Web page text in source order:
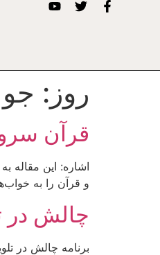
روز:
قرآن
و قرآن را به
چالش در
برنامه چالش در